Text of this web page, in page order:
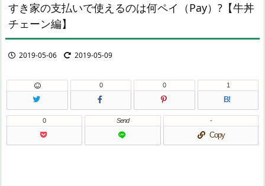
すき家の支払いで使えるのは何ペイ（Pay）?【牛丼
チェーン編】
2019-05-06 2019-05-09
0 0
B!
1
0 Send
Copy
-